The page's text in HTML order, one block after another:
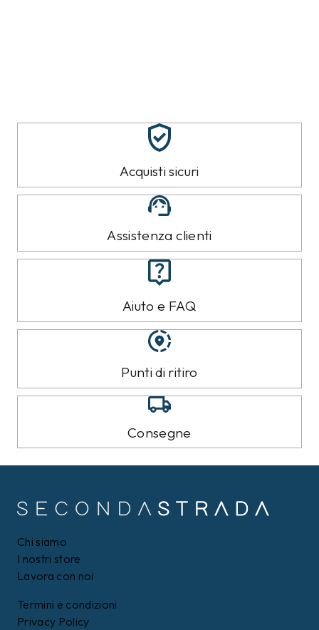
Acquisti sicuri
Assistenza clienti
Aiuto e FAQ
Punti di ritiro
Consegne
Chi siamo
I nostri store
Lavora con noi
Termini e condizioni
Privacy Policy